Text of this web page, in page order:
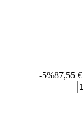
-5%87,55 €